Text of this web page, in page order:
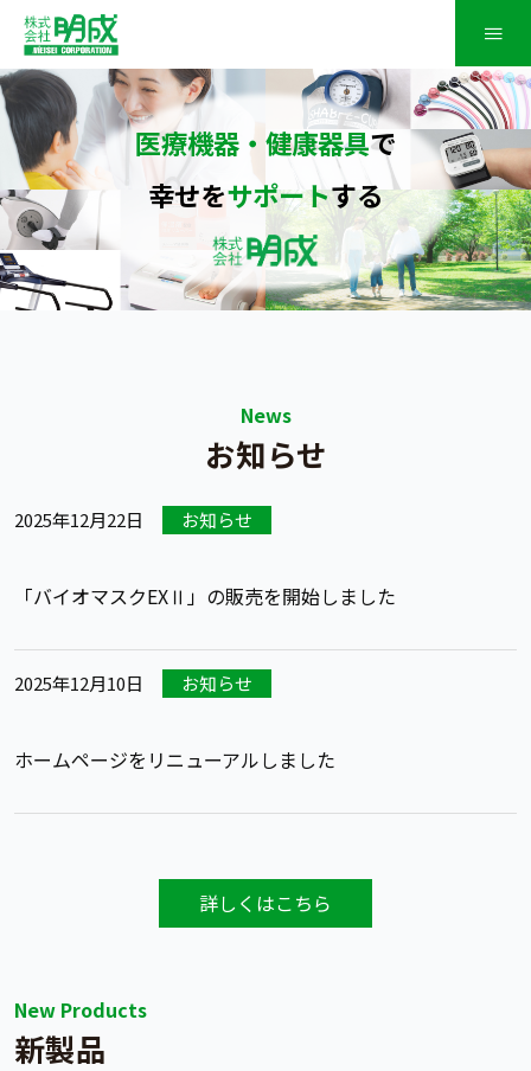
≡
医療機器・健康器具で
幸せをサポートする
News
お知らせ
2025年12月22日 お知らせ
「バイオマスクEXⅡ」の販売を開始しました
2025年12月10日 お知らせ
ホームページをリニューアルしました
詳しくはこちら
New Products
新製品